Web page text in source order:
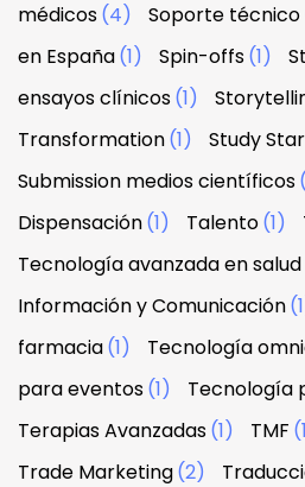
médicos(4) Soporte técnico
en España(1) Spin-offs(1)
ensayos clínicos(1)
Transformation(1) Study
Submission medios científicos
Dispensación(1) Talento(1)
Tecnología avanzada en salud
Información y Comunicación
farmacia(1) Tecnología
para eventos(1) Tecnología
Terapias Avanzadas(1) TMF
Trade Marketing(2)